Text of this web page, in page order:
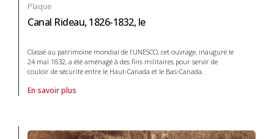
Plaque
Canal Rideau, 1826-1832, le
Classé au patrimoine mondial de l’UNESCO, cet ouvrage, inauguré le
24 mai 1832, a été aménagé à des fins militaires pour servir de
couloir de sécurité entre le Haut-Canada et le Bas-Canada.
En savoir plus
À propos de Plaque Canal Rideau, 1826-1832, le in Systèmes de